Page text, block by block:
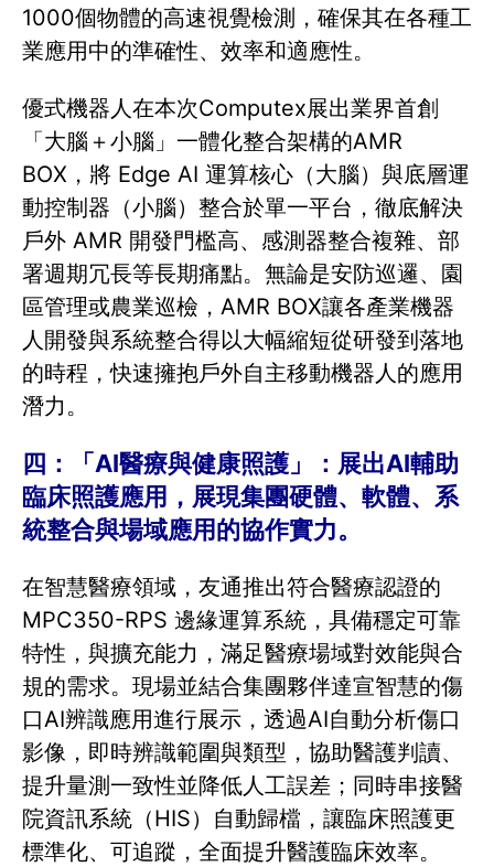
1000個物體的高速視覺檢測，確保其在各種工
業應用中的準確性、效率和適應性。
優式機器人在本次Computex展出業界首創
「大腦＋小腦」一體化整合架構的AMR
BOX，將 Edge AI 運算核心（大腦）與底層運
動控制器（小腦）整合於單一平台，徹底解決
戶外 AMR 開發門檻高、感測器整合複雜、部
署週期冗長等長期痛點。無論是安防巡邏、園
區管理或農業巡檢，AMR BOX讓各產業機器
人開發與系統整合得以大幅縮短從研發到落地
的時程，快速擁抱戶外自主移動機器人的應用
潛力。
四：「AI醫療與健康照護」：展出AI輔助
臨床照護應用，展現集團硬體、軟體、系
統整合與場域應用的協作實力。
在智慧醫療領域，友通推出符合醫療認證的
MPC350-RPS 邊緣運算系統，具備穩定可靠
特性，與擴充能力，滿足醫療場域對效能與合
規的需求。現場並結合集團夥伴達宣智慧的傷
口AI辨識應用進行展示，透過AI自動分析傷口
影像，即時辨識範圍與類型，協助醫護判讀、
提升量測一致性並降低人工誤差；同時串接醫
院資訊系統（HIS）自動歸檔，讓臨床照護更
標準化、可追蹤，全面提升醫護臨床效率。